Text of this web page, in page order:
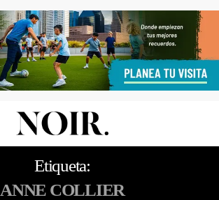
Etiqueta:
ANNE COLLIER